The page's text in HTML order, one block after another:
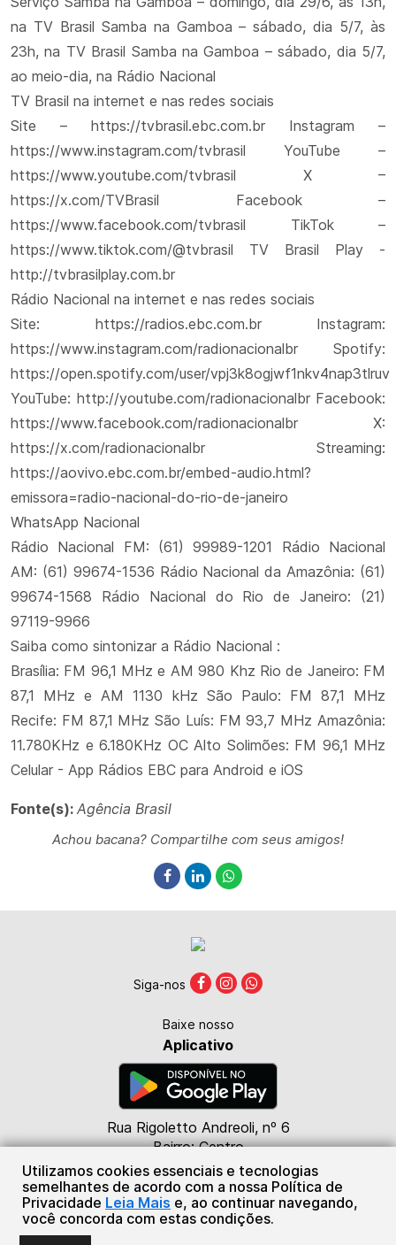
na TV Brasil Samba na Gamboa – sábado, dia 5/7, às
23h, na TV Brasil Samba na Gamboa – sábado, dia 5/7,
ao meio-dia, na Rádio Nacional
TV Brasil na internet e nas redes sociais
Site – https://tvbrasil.ebc.com.br Instagram –
https://www.instagram.com/tvbrasil YouTube –
https://www.youtube.com/tvbrasil X –
https://x.com/TVBrasil Facebook –
https://www.facebook.com/tvbrasil TikTok –
https://www.tiktok.com/@tvbrasil TV Brasil Play -
http://tvbrasilplay.com.br
Rádio Nacional na internet e nas redes sociais
Site: https://radios.ebc.com.br Instagram:
https://www.instagram.com/radionacionalbr Spotify:
https://open.spotify.com/user/vpj3k8ogjwf1nkv4nap3tlruv
YouTube: http://youtube.com/radionacionalbr Facebook:
https://www.facebook.com/radionacionalbr X:
https://x.com/radionacionalbr Streaming:
https://aovivo.ebc.com.br/embed-audio.html?
emissora=radio-nacional-do-rio-de-janeiro
WhatsApp Nacional
Rádio Nacional FM: (61) 99989-1201 Rádio Nacional
AM: (61) 99674-1536 Rádio Nacional da Amazônia: (61)
99674-1568 Rádio Nacional do Rio de Janeiro: (21)
97119-9966
Saiba como sintonizar a Rádio Nacional :
Brasília: FM 96,1 MHz e AM 980 Khz Rio de Janeiro: FM
87,1 MHz e AM 1130 kHz São Paulo: FM 87,1 MHz
Recife: FM 87,1 MHz São Luís: FM 93,7 MHz Amazônia:
11.780KHz e 6.180KHz OC Alto Solimões: FM 96,1 MHz
Celular - App Rádios EBC para Android e iOS
Fonte(s): Agência Brasil
Achou bacana? Compartilhe com seus amigos!
Utilizamos cookies essenciais e tecnologias
semelhantes de acordo com a nossa Política de
Privacidade Leia Mais e, ao continuar navegando,
você concorda com estas condições.
Rua Rigoletto Andreoli, nº 6
Bairro: Centro
CEP: 85615-000
Marmeleiro - PR
(46) 98824-4476
Siga-nos
Baixe nosso
Aplicativo